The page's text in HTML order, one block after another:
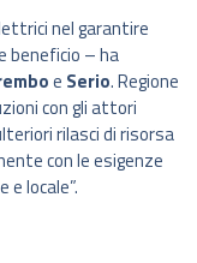
nel garantire
beneficio – ha
e Serio. Regione
con gli attori
rilasci di risorsa
con le esigenze
locale”.